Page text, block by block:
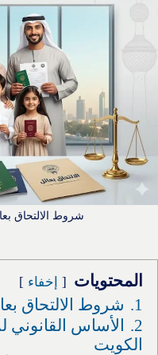
شروط الالتحاق
المحتويات إخفاء
1.
شروط الالتحاق
2.
الأساس القانوني
الكويت